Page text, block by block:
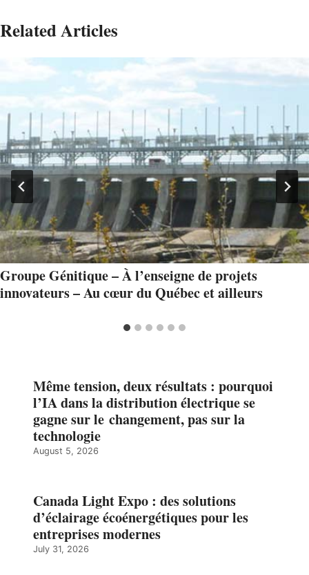
Related Articles
Groupe Génitique – À l’enseigne de projets
innovateurs – Au cœur du Québec et ailleurs
Même tension, deux résultats : pourquoi
l’IA dans la distribution électrique se
gagne sur le changement, pas sur la
technologie
August 5, 2026
Canada Light Expo : des solutions
d’éclairage écoénergétiques pour les
entreprises modernes
July 31, 2026